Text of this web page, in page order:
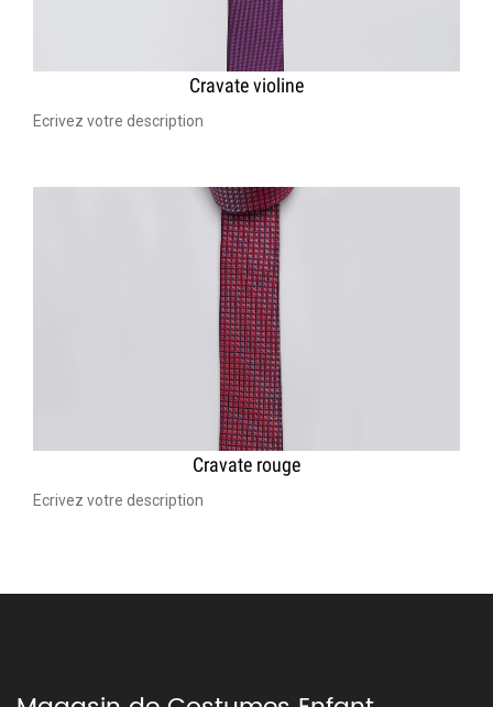
Cravate violine
Ecrivez votre description
Cravate rouge
Ecrivez votre description